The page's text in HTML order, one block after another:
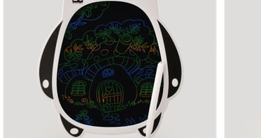
Lütfen oyuncağı çocuklara